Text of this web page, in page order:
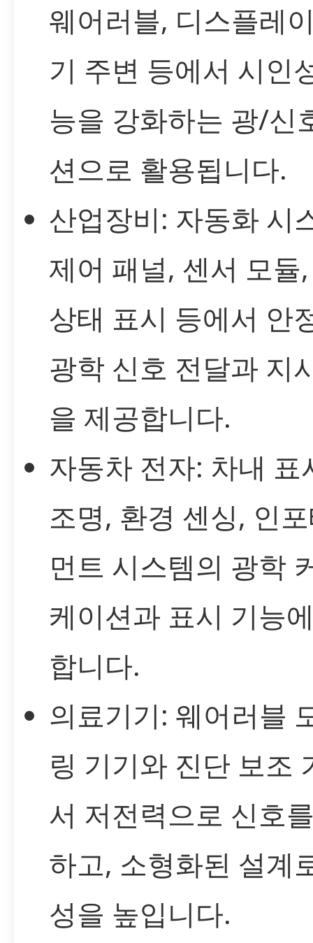
웨어러블, 디스플레
기 주변 등에서 시인
능을 강화하는 광/신
션으로 활용됩니다.
산업장비: 자동화 시
제어 패널, 센서 모듈
상태 표시 등에서 안
광학 신호 전달과 지
을 제공합니다.
자동차 전자: 차내 표
조명, 환경 센싱, 인
먼트 시스템의 광학
케이션과 표시 기능
합니다.
의료기기: 웨어러블
링 기기와 진단 보조
서 저전력으로 신호
하고, 소형화된 설계
성을 높입니다.